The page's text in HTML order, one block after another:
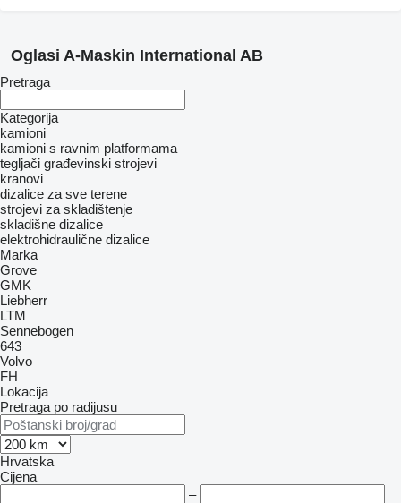
Oglasi A-Maskin International AB
Pretraga
Kategorija
kamioni
kamioni s ravnim platformama
tegljači građevinski strojevi
kranovi
dizalice za sve terene
strojevi za skladištenje
skladišne dizalice
elektrohidraulične dizalice
Marka
Grove
GMK
Liebherr
LTM
Sennebogen
643
Volvo
FH
Lokacija
Pretraga po radijusu
Hrvatska
Cijena
–